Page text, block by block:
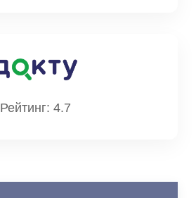
Рейтинг: 4.7